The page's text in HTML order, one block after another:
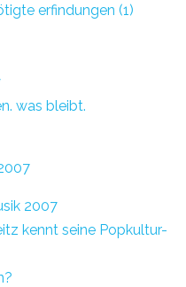
erfindungen (1)
was bleibt.
2007
kennt seine Popkultur-